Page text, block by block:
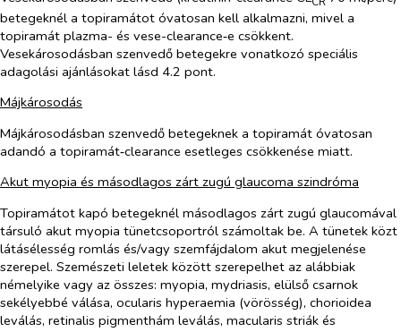
betegeknél a topiramátot óvatosan kell alkalmazni, mivel a
topiramát plazma- és vese-clearance‑e csökkent.
Vesekárosodásban szenvedő betegekre vonatkozó speciális
adagolási ajánlásokat lásd 4.2 pont.
Májkárosodás
Májkárosodásban szenvedő betegeknek a topiramát óvatosan
adandó a topiramát‑clearance esetleges csökkenése miatt.
Akut myopia és másodlagos zárt zugú glaucoma szindróma
Topiramátot kapó betegeknél másodlagos zárt zugú glaucomával
társuló akut myopia tünetcsoportról számoltak be. A tünetek közt
látásélesség romlás és/vagy szemfájdalom akut megjelenése
szerepel. Szemészeti leletek között szerepelhet az alábbiak
némelyike vagy az összes: myopia, mydriasis, elülső csarnok
sekélyebbé válása, ocularis hyperaemia (vörösség), chorioidea
leválás, retinalis pigmenthám leválás, macularis striák és